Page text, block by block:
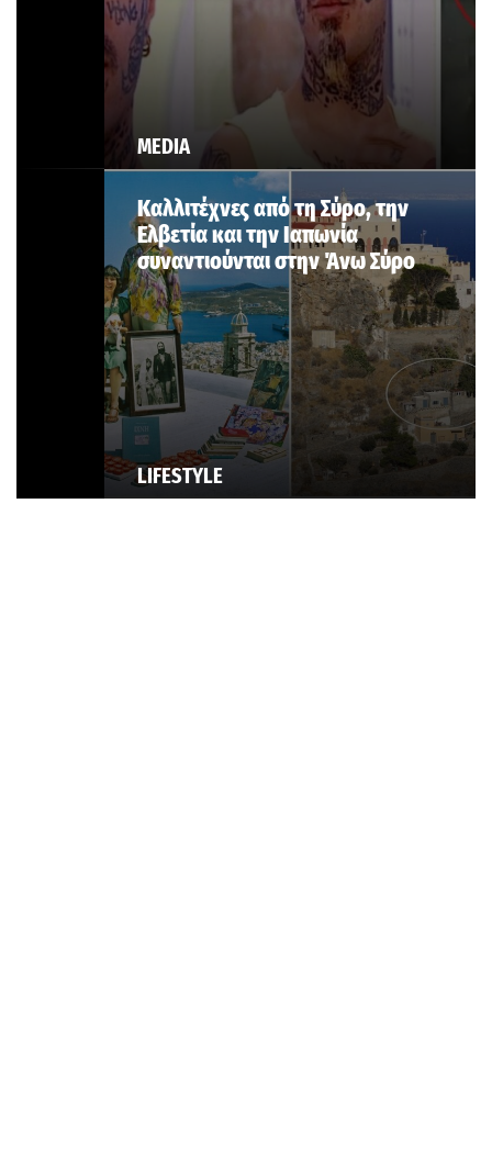
MEDIA
LIFESTYLE
Καλλιτέχνες από τη Σύρο, την
Ελβετία και την Ιαπωνία
συναντιούνται στην Άνω Σύρο